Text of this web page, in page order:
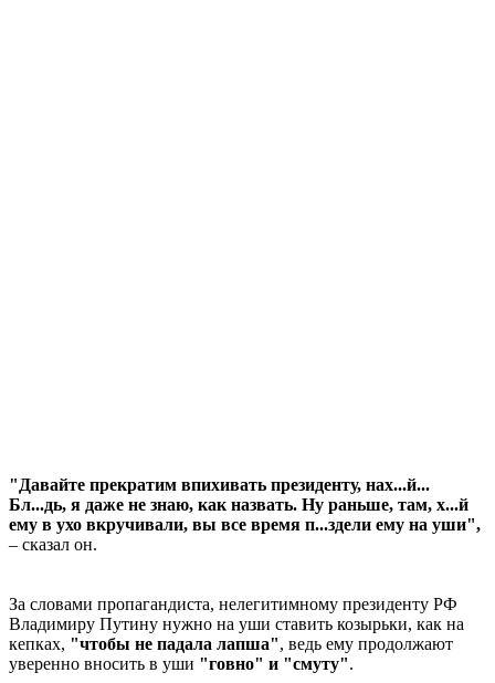
"Давайте прекратим впихивать президенту, нах...й...
Бл...дь, я даже не знаю, как назвать. Ну раньше, там, х...й
ему в ухо вкручивали, вы все время п...здели ему на уши",
– сказал он.
За словами пропагандиста, нелегитимному президенту РФ
Владимиру Путину нужно на уши ставить козырьки, как на
кепках, "чтобы не падала лапша", ведь ему продолжают
уверенно вносить в уши "говно" и "смуту".